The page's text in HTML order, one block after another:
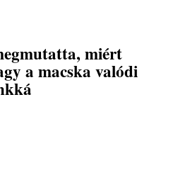
miért
a macska valódi